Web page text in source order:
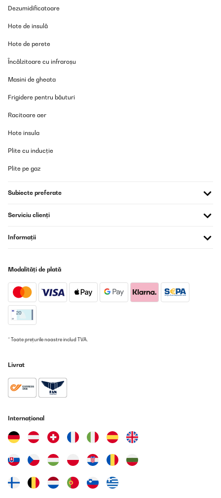
Dezumidificatoare
Hote de insulă
Hote de perete
Încălzitoare cu infraroșu
Masini de gheata
Frigidere pentru băuturi
Racitoare aer
Hote insula
Plite cu inducție
Plite pe gaz
Subiecte preferate
Serviciu clienți
Informații
Modalități de plată
* Toate prețurile noastre includ TVA.
Livrat
Internațional